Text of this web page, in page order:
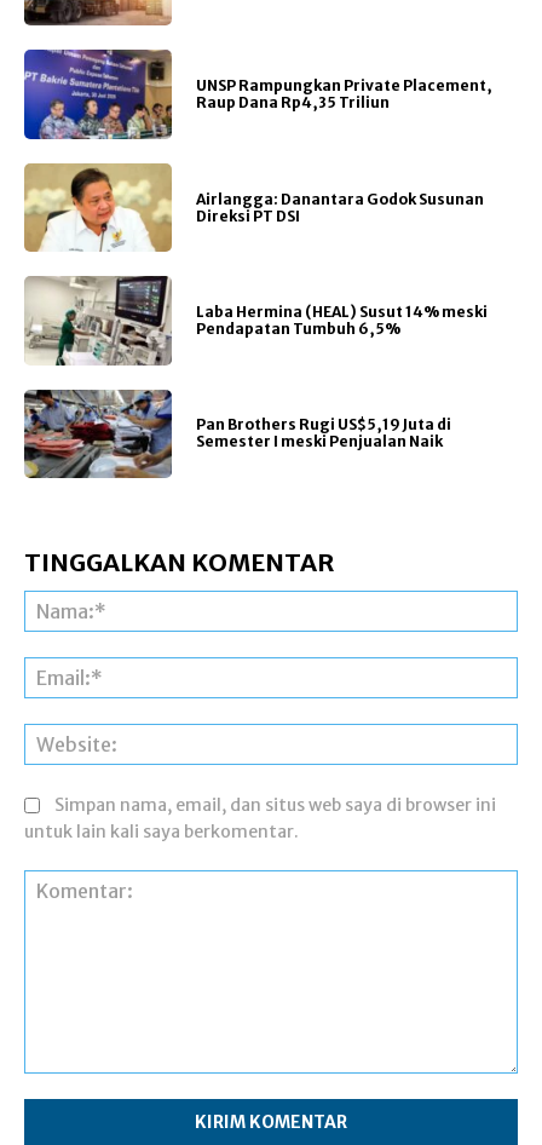
UNSP Rampungkan Private Placement,
Raup Dana Rp4,35 Triliun
Airlangga: Danantara Godok Susunan
Direksi PT DSI
Laba Hermina (HEAL) Susut 14% meski
Pendapatan Tumbuh 6,5%
Pan Brothers Rugi US$5,19 Juta di
Semester I meski Penjualan Naik
TINGGALKAN KOMENTAR
Simpan nama, email, dan situs web saya di browser ini
untuk lain kali saya berkomentar.